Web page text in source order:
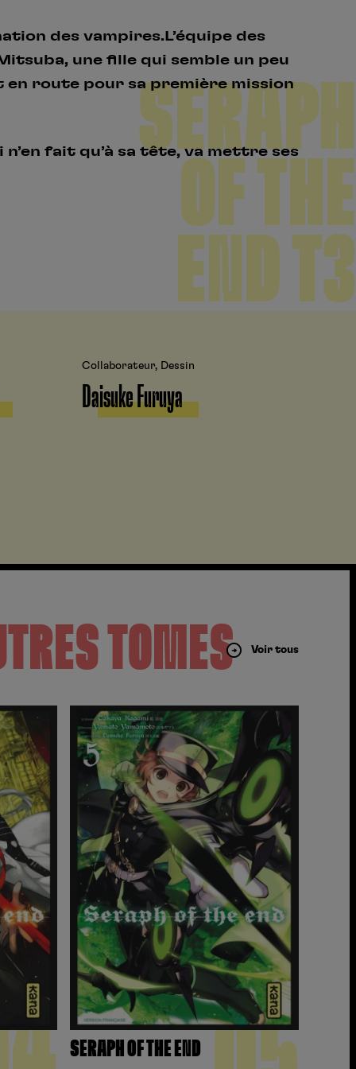
des vampires.L’équipe des
une fille qui semble un peu
en route pour sa première mission
fait qu’à sa tête, va mettre ses
SERAPH
OF THE
END T3
Collaborateur, Dessin
Daisuke Furuya
TOMES Voir tous
SERAPH OF THE END